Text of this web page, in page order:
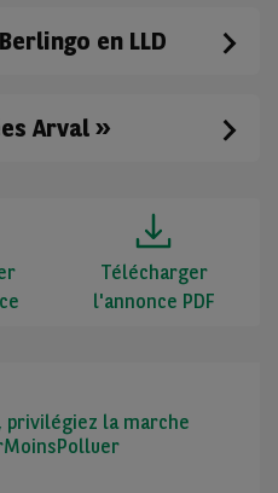
en LLD
Arval »
Télécharger
l'annonce PDF
privilégiez la marche